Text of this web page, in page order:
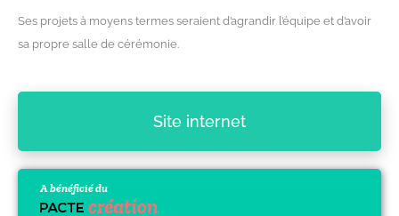
Ses projets à moyens termes seraient d’agrandir l’équipe et d’avoir
sa propre salle de cérémonie.
Site internet
A bénéficié du